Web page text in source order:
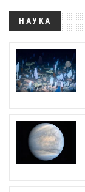
НАУКА